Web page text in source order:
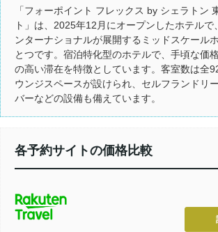
「フォーポイント フレックス by シェラトン
ト」は、2025年12月にオープンしたホテルで
ンターナショナルが展開するミッドスケール
とつです。宿泊特化型のホテルで、手頃な価
の高い滞在を特徴としています。客室数は全
ウンジスペースが設けられ、セルフランドリ
バーなどの設備も備えています。
各予約サイトの価格比較